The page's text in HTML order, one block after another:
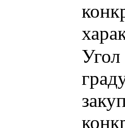
Угол